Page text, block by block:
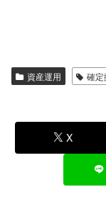
資産運用 確定
X